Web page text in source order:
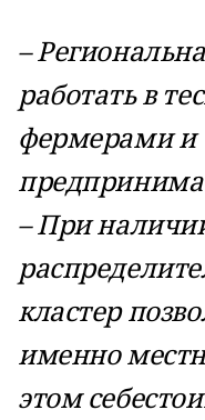
–
работать в
фермерами и
– При
кластер
именно
этом